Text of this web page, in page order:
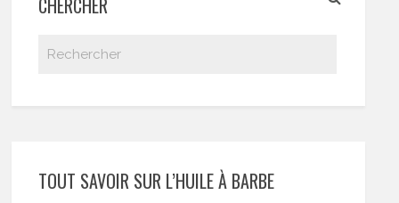
CHERCHER
TOUT SAVOIR SUR L’HUILE À BARBE